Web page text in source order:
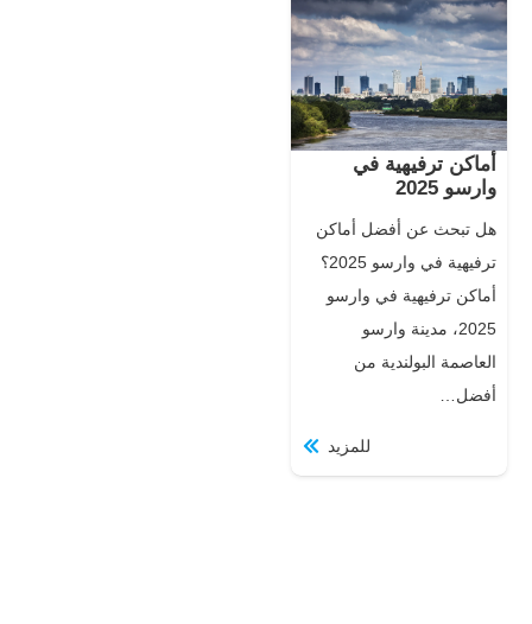
أماكن ترفيهية في
وارسو 2025
هل تبحث عن أفضل أماكن
ترفيهية في وارسو 2025؟
أماكن ترفيهية في وارسو
2025، مدينة وارسو
العاصمة البولندية من
أفضل…
للمزيد